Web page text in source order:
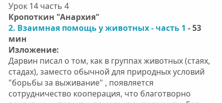
Урок 14 часть 4
Кропоткин "Анархия"
2. Взаимная помощь у животных - часть 1 - 53
мин
Изложение:
Дарвин писал о том, как в группах животных (стаях,
стадах), заместо обычной для природных условий
"борьбы за выживание" , появляется
сотрудничество кооперация, что благотворно